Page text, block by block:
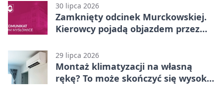
30 lipca 2026
Zamknięty odcinek Murckowskiej.
Kierowcy pojadą objazdem przez
29 lipca 2026
Montaż klimatyzacji na własną
rękę? To może skończyć się wysoką